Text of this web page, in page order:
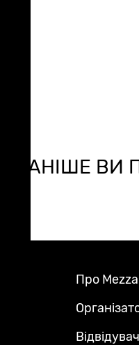
РАНІШЕ ВИ
Footer
Menu
Про